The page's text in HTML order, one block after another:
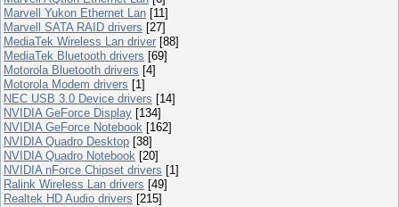
Marvell Yukon Ethernet Lan [11]
Marvell SATA RAID drivers [27]
MediaTek Wireless Lan driver [88]
MediaTek Bluetooth drivers [69]
Motorola Bluetooth drivers [4]
Motorola Modem drivers [1]
NEC USB 3.0 Device drivers [14]
NVIDIA GeForce Display [134]
NVIDIA GeForce Notebook [162]
NVIDIA Quadro Desktop [38]
NVIDIA Quadro Notebook [20]
NVIDIA nForce Chipset drivers [1]
Ralink Wireless Lan drivers [49]
Realtek HD Audio drivers [215]